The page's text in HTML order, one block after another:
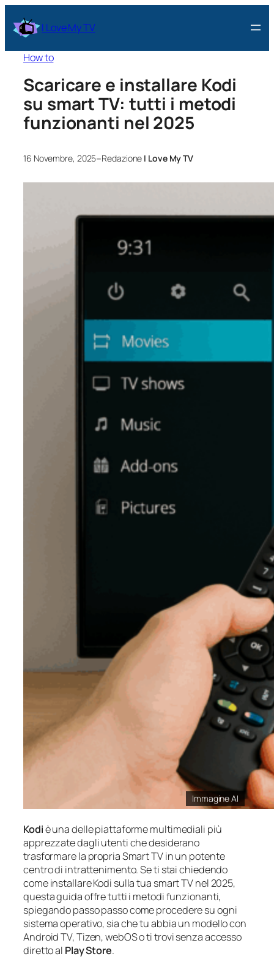
I Love My TV
How to
Scaricare e installare Kodi
su smart TV: tutti i metodi
funzionanti nel 2025
16 Novembre, 2025–Redazione I Love My TV
Immagine AI
Kodiè una delle piattaforme multimediali più
apprezzate dagli utenti che desiderano
trasformare la propria Smart TV in un potente
centro di intrattenimento. Se ti stai chiedendo
come installare Kodi sulla tua smart TV nel 2025,
questa guida offre tutti i metodi funzionanti,
spiegando passo passo come procedere su ogni
sistema operativo, sia che tu abbia un modello con
Android TV, Tizen, webOS o ti trovi senza accesso
diretto al Play Store.